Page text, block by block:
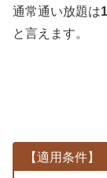
通常通い放題は
と言えます。
【適用条件】